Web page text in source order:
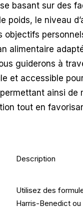
basant sur des
poids, le niveau
objectifs
alimentaire
guiderons à
et accessible
ainsi de
tout en
Description
Utilisez des
Harris-Benedict